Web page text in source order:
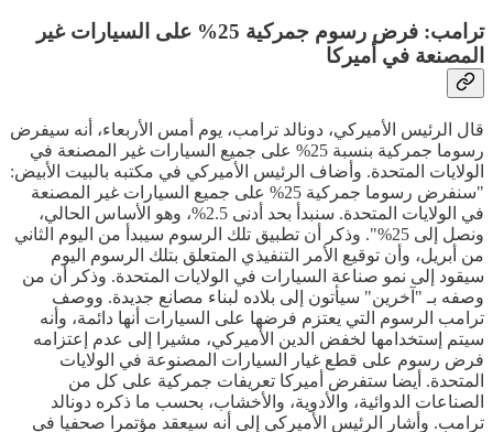
ترامب: فرض رسوم جمركية 25% على السيارات غير
المصنعة في أميركا
قال الرئيس الأميركي، دونالد ترامب، يوم أمس الأربعاء، أنه سيفرض
رسوما جمركية بنسبة 25% على جميع السيارات غير المصنعة في
الولايات المتحدة. وأضاف الرئيس الأميركي في مكتبه بالبيت الأبيض:
"سنفرض رسوما جمركية 25% على جميع السيارات غير المصنعة
في الولايات المتحدة. سنبدأ بحد أدنى 2.5%، وهو الأساس الحالي،
ونصل إلى 25%". وذكر أن تطبيق تلك الرسوم سيبدأ من اليوم الثاني
من أبريل، وأن توقيع الأمر التنفيذي المتعلق بتلك الرسوم اليوم
سيقود إلى نمو صناعة السيارات في الولايات المتحدة. وذكر أن من
وصفه بـ "آخرين" سيأتون إلى بلاده لبناء مصانع جديدة. ووصف
ترامب الرسوم التي يعتزم فرضها على السيارات أنها دائمة، وأنه
سيتم إستخدامها لخفض الدين الأميركي، مشيرا إلى عدم إعتزامه
فرض رسوم على قطع غيار السيارات المصنوعة في الولايات
المتحدة. أيضا ستفرض أميركا تعريفات جمركية على كل من
الصناعات الدوائية، والأدوية، والأخشاب، بحسب ما ذكره دونالد
ترامب. وأشار الرئيس الأميركي إلى أنه سيعقد مؤتمرا صحفيا في